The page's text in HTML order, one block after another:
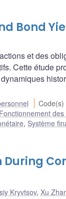
Bond
et des
Cette étude
Code(s)
Fonctionnement
, Système
During
Kryvtsov, Xu